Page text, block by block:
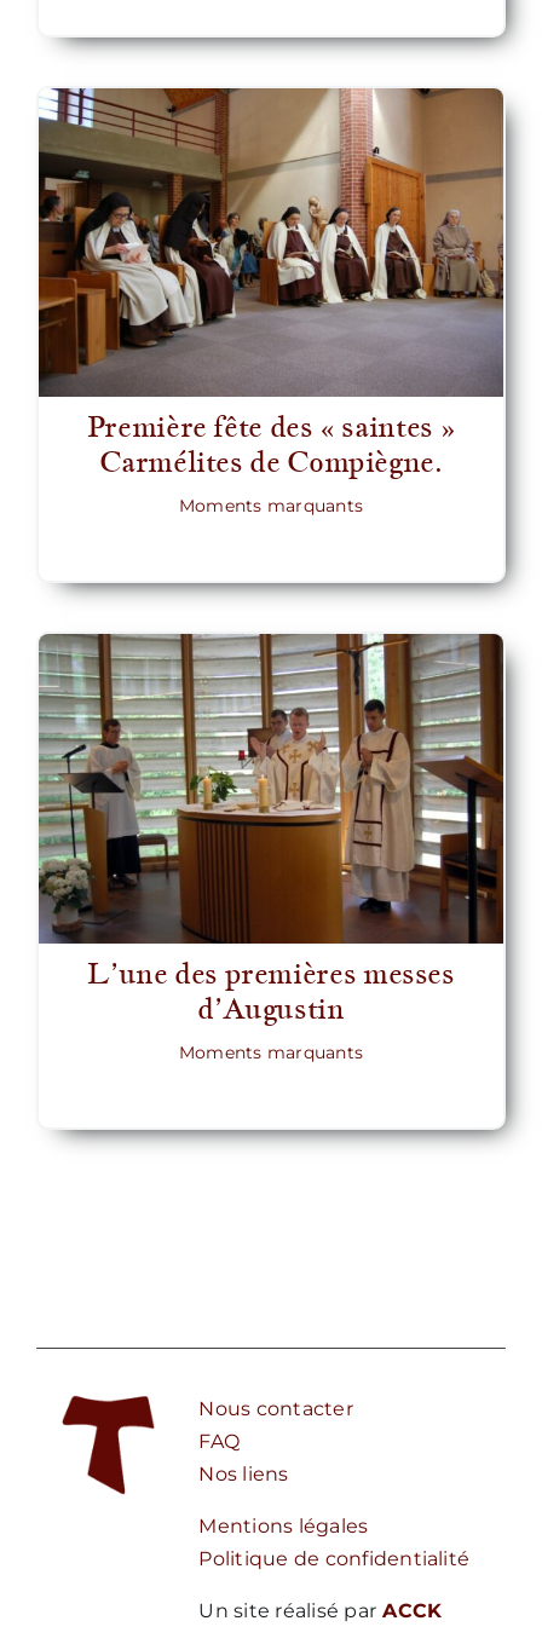
Première fête des « saintes »
Carmélites de Compiègne.
Moments marquants
L’une des premières messes
d’Augustin
Moments marquants
Nous contacter
FAQ
Nos liens
Mentions légales
Politique de confidentialité
Un site réalisé par ACCK